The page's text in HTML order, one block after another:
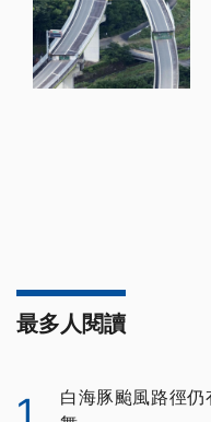
最多人閱讀
白海豚颱風路徑